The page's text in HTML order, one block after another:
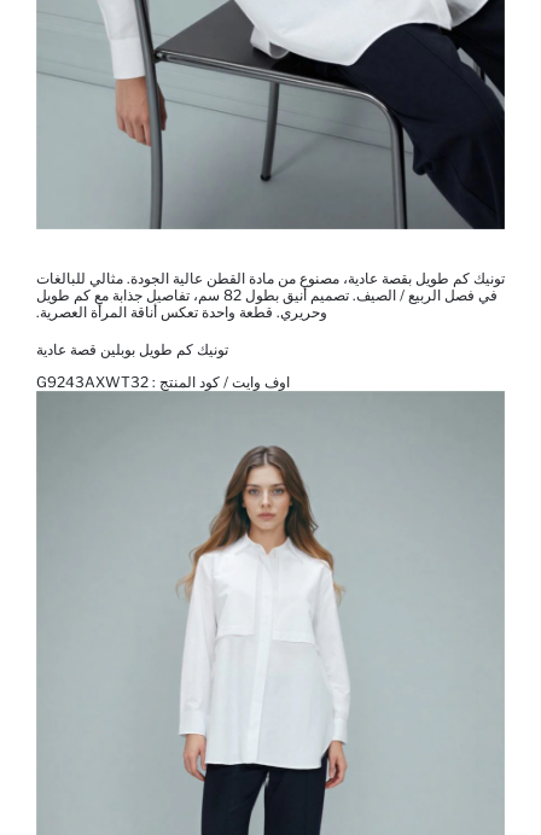
تونيك كم طويل بقصة عادية، مصنوع من مادة القطن عالية الجودة. مثالي للبالغات
في فصل الربيع / الصيف. تصميم أنيق بطول 82 سم، تفاصيل جذابة مع كم طويل
وحريري. قطعة واحدة تعكس أناقة المرأة العصرية.
تونيك كم طويل بوبلين قصة عادية
اوف وايت / كود المنتج : G9243AXWT32